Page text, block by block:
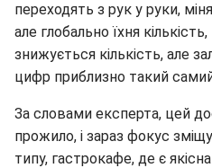
переходять з рук у руки,
але глобально їхня
знижується кількість, але
цифр приблизно такий
За словами експерта, цей
прожило, і зараз фокус
типу, гастрокафе, де є